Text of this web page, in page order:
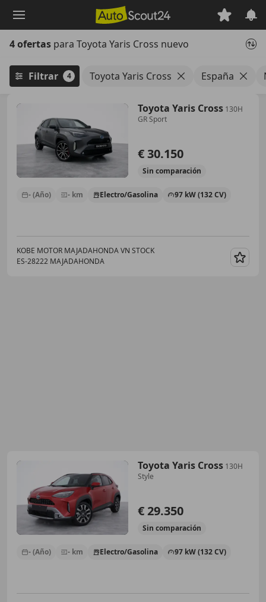
principal
4 ofertas para Toyota Yaris Cross nuevo
Filtrar 4 Toyota Yaris Cross España
Toyota Yaris Cross 130H
GR Sport
€ 30.150
Sin comparación
- (Año) - km Electro/Gasolina 97 kW (132 CV)
KOBE MOTOR MAJADAHONDA VN STOCK
ES-28222 MAJADAHONDA
Toyota Yaris Cross 130H
Style
€ 29.350
Sin comparación
- (Año) - km Electro/Gasolina 97 kW (132 CV)